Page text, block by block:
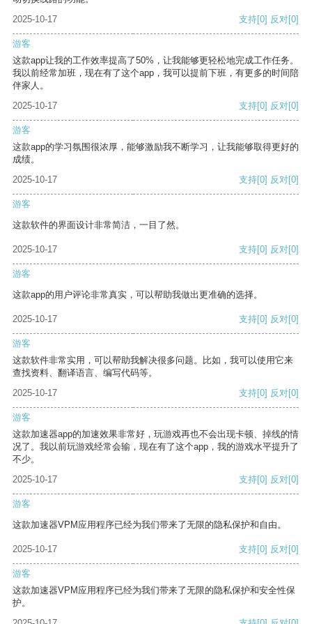
2025-10-17
支持[0] 反对[0]
游客
这款app让我的工作效率提高了50%，让我能够更轻松地完成工作任务。
我以前经常加班，现在有了这个app，我可以提前下班，有更多的时间陪
伴家人。
2025-10-17
支持[0] 反对[0]
游客
这款app的学习氛围很浓厚，能够激励我不断学习，让我能够取得更好的
成绩。
2025-10-17
支持[0] 反对[0]
游客
这款软件的界面设计非常简洁，一目了然。
2025-10-17 支持[0] 反对[0]
游客
这款app的用户评论非常真实，可以帮助我做出更准确的选择。
2025-10-17 支持[0] 反对[0]
游客
这款软件非常实用，可以帮助我解决很多问题。比如，我可以使用它来
查找资料、翻译语言、编写代码等。
2025-10-17
支持[0] 反对[0]
游客
这款加速器app的加速效果非常好，玩游戏再也不会出现卡顿、掉线的情
况了。我以前玩游戏经常会输，现在有了这个app，我的游戏水平提升了
不少。
2025-10-17
支持[0] 反对[0]
游客
这款加速器VPM应用程序已经为我们带来了无限的隐私保护和自由。
2025-10-17 支持[0] 反对[0]
游客
这款加速器VPM应用程序已经为我们带来了无限的隐私保护和安全性保
护。